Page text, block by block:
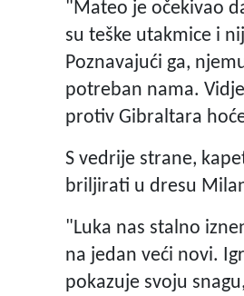
"Mateo je očekivao
su teške utakmice i
Poznavajući ga,
potreban nama.
protiv Gibraltara
S vedrije strane,
briljirati u dresu
"Luka nas stalno
na jedan veći novi.
pokazuje svoju